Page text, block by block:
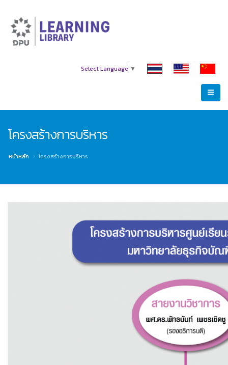
Select Language ▼
โครงสร้างการบริหาร
หน้าหลัก โครงสร้างการบริหาร